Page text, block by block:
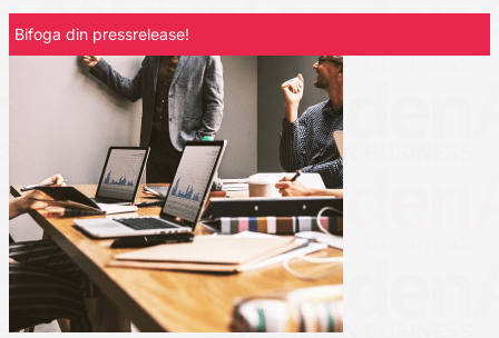
Bifoga din pressrelease!